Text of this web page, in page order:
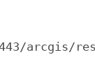
arcgis/